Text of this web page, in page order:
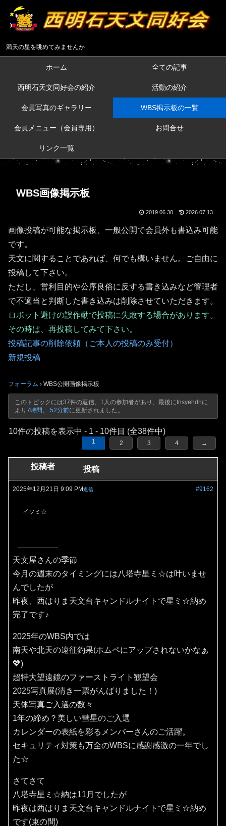
満天の星を眺めてみませんか
ホーム 全ての記事
西明石天文同好会の紹介 活動の紹介
会員写真のギャラリー WBS掲示板の一覧
会員メニュー（会員専用） お問合せ
リンク一覧
WBS画像掲示板
2019.06.30 2026.07.13
画像投稿が可能な掲示板、一般公開で会員外も書込み可能
です。
天文に関することであれば、何でも構いません。ご自由に
投稿して下さい。
ただし、営利目的や公序良俗に反する書き込みなど管理者
で不適当と判断した書き込みは削除させていただきます。
ロボット避けの誤作動で投稿に失敗する場合があります。
その時は、再投稿してみて下さい。
投稿記事の削除依頼（ご本人の投稿のみ受付）
新規投稿
フォーラム › WBS公開画像掲示板
このトピックには37件の返信、1人の参加者があり、最後にtnsyehdnに
より 7時間、 52分前に更新されました。
10件の投稿を表示中 - 1 - 10件目 (全38件中)
1 2 3 4 →
投稿者 投稿
2025年12月21日 9:09 PM #9162
返信
イソミ☆
天文屋さんの季節
今月の週末のタイミングには八塔寺星ミ☆は叶いませ
んでしたが
昨夜、西はりま天文台キャンドルナイトで星ミ☆納め
完了です♪
2025年のWBS内では
南天や北天の遠征釣果(ホムペにアップされないかなぁ
💖)
超特大望遠鏡のファーストライト観望会
2025写真展(清き一票がんばりました！)
天体写真ご入選の数々
1年の締め？美しい彗星のご入選
カレンダーの表紙を彩るメンバーさんのご活躍。
セキュリティ対策も万全のWBSに感謝感激の一年でし
た☆
さてさて
八塔寺星ミ☆納は11月でしたが
昨夜は西はりま天文台キャンドルナイトで星ミ☆納め
です(束の間)